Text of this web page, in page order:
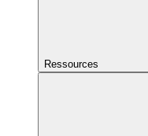
Ressources